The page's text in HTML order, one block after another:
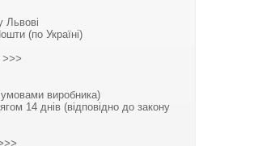
Львові
(по Україні)
>>>
умовами виробника)
14 днів (відповідно до закону